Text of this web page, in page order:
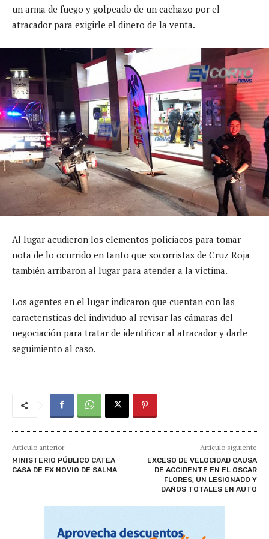
un arma de fuego y golpeado de un cachazo por el
atracador para exigirle el dinero de la venta.
Al lugar acudieron los elementos policiacos para tomar
nota de lo ocurrido en tanto que socorristas de Cruz Roja
también arribaron al lugar para atender a la víctima.
Los agentes en el lugar indicaron que cuentan con las
caracteristicas del individuo al revisar las cámaras del
negociación para tratar de identificar al atracador y darle
seguimiento al caso.
Artículo anterior
MINISTERIO PÚBLICO CATEA
CASA DE EX NOVIO DE SALMA
Artículo siguiente
EXCESO DE VELOCIDAD CAUSA
DE ACCIDENTE EN EL OSCAR
FLORES, UN LESIONADO Y
DAÑOS TOTALES EN AUTO